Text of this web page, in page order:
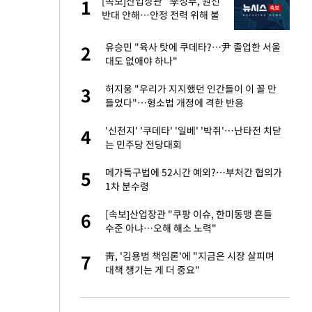
1
반대 안해…안정 전력 위해 불
2
유승민 "육사 탓에 쿠데타?…尹 졸업한 서울
대도 없애야 하나"
3
허지웅 "우리가 지지했던 인간들이 이 꼴 만
들었다"…형소법 개정에 격한 반응
4
'신천지' '쿠데타' '일베' '박쥐'…난타전 치닫
는 민주당 전당대회
5
메가특구법에 52시간 예외?…부처간 협의가
1차 분수령
6
[속보]산업장관 "쿠팡 이슈, 한미동맹 흔들
수준 아냐…오해 해소 노력"
7
靑, '김용범 책임론'에 "지금은 시장 살피며
대책 챙기는 게 더 중요"